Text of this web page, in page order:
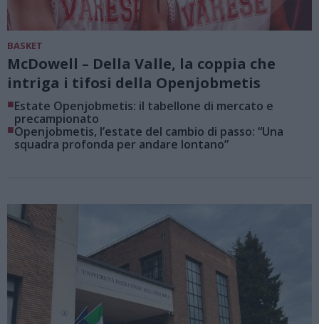
BASKET
McDowell – Della Valle, la coppia che
intriga i tifosi della Openjobmetis
■Estate Openjobmetis: il tabellone di mercato e
precampionato
■Openjobmetis, l’estate del cambio di passo: “Una
squadra profonda per andare lontano”